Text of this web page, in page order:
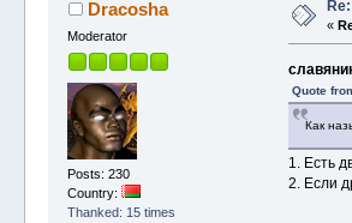
Dracosha
Moderator
Posts: 230
Country:
Thanked: 15 times
«
Quote
Как
1. Есть
2. Если